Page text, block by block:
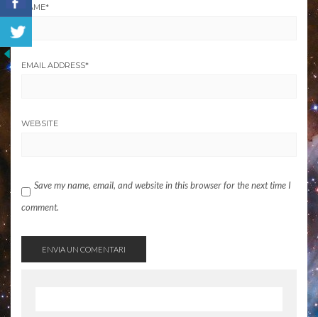
NAME*
EMAIL ADDRESS*
WEBSITE
Save my name, email, and website in this browser for the next time I
comment.